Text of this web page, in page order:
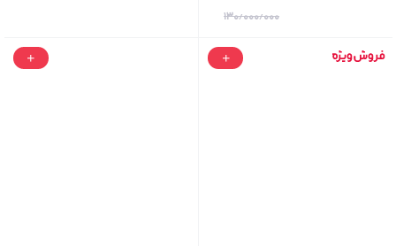
۱۳۰٫۰۰۰٫۰۰۰